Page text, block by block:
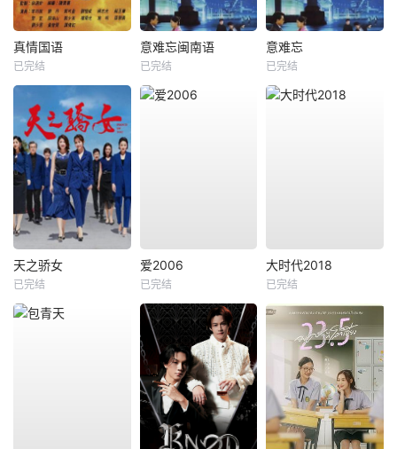
真情国语
已完结
意难忘闽南语
已完结
意难忘
已完结
天之骄女
已完结
爱2006
已完结
大时代2018
已完结